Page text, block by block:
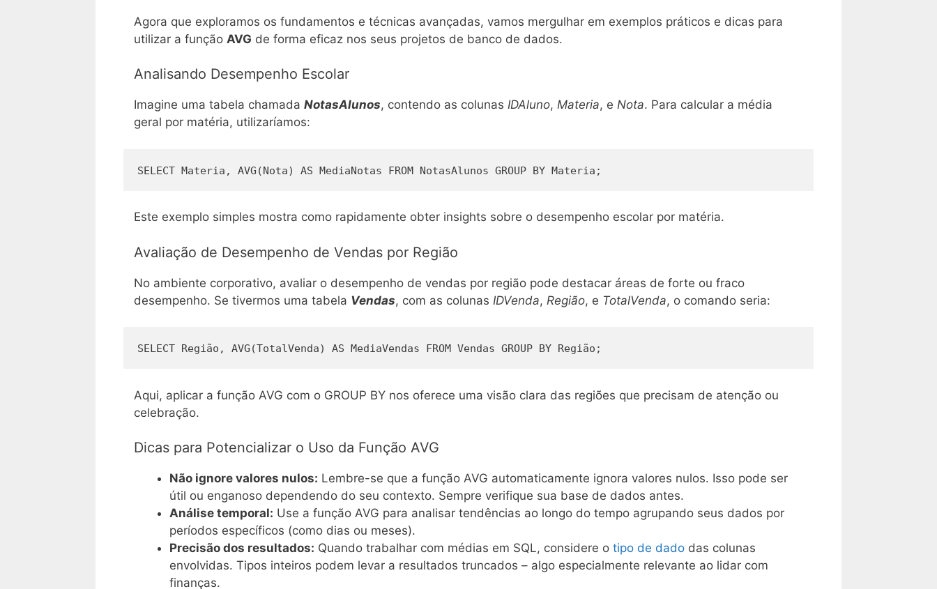
Agora que exploramos os fundamentos e técnicas avançadas, vamos mergulhar em exemplos práticos e dicas para
utilizar a função AVG de forma eficaz nos seus projetos de banco de dados.
Analisando Desempenho Escolar
Imagine uma tabela chamada NotasAlunos, contendo as colunas IDAluno, Materia, e Nota. Para calcular a média
geral por matéria, utilizaríamos:
SELECT Materia, AVG(Nota) AS MediaNotas FROM NotasAlunos GROUP BY Materia;
Este exemplo simples mostra como rapidamente obter insights sobre o desempenho escolar por matéria.
Avaliação de Desempenho de Vendas por Região
No ambiente corporativo, avaliar o desempenho de vendas por região pode destacar áreas de forte ou fraco
desempenho. Se tivermos uma tabela Vendas, com as colunas IDVenda, Região, e TotalVenda, o comando seria:
SELECT Região, AVG(TotalVenda) AS MediaVendas FROM Vendas GROUP BY Região;
Aqui, aplicar a função AVG com o GROUP BY nos oferece uma visão clara das regiões que precisam de atenção ou
celebração.
Dicas para Potencializar o Uso da Função AVG
Não ignore valores nulos: Lembre-se que a função AVG automaticamente ignora valores nulos. Isso pode ser
útil ou enganoso dependendo do seu contexto. Sempre verifique sua base de dados antes.
Análise temporal: Use a função AVG para analisar tendências ao longo do tempo agrupando seus dados por
períodos específicos (como dias ou meses).
Precisão dos resultados: Quando trabalhar com médias em SQL, considere o tipo de dado das colunas
envolvidas. Tipos inteiros podem levar a resultados truncados – algo especialmente relevante ao lidar com
finanças.